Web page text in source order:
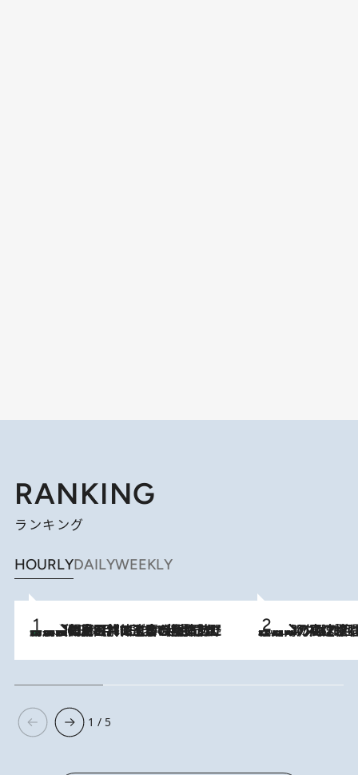
RANKING
ランキング
HOURLYDAILYWEEKLY
2026.8.8
「最後に見られてよかった」上野動物園の東園パンダ舎が解体前に特別公開。8月16日まで延長されたパネル展と共に辿る“半世紀”のパンダ飼育《解体工事の図面あり》 2026.8.7
「湘南乃風に憧れて」観客大盛上がりの“タオル回し”に、ラッパー顔負けの高速歌唱まで…さだまさし（74）のアグレッシブすぎる現在地
1 / 5